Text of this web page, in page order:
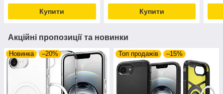
Купити Купити
Акційні пропозиції та новинки
Новинка –20% Топ продажів –15%